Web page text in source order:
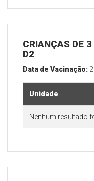
CRIANÇAS DE
D2
Data de Vacinação:
Unidade
Nenhum resultado